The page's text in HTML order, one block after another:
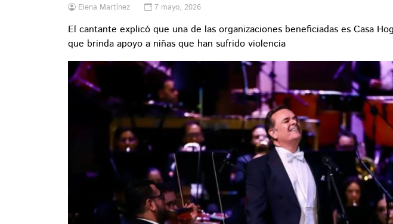
Elena Martínez 7 mayo, 2026
El cantante explicó que una de las organizaciones beneficiadas es Casa
que brinda apoyo a niñas que han sufrido violencia